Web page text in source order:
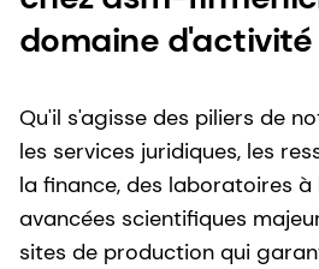
domaine d'activité
Qu'il s'agisse des piliers de
les services juridiques, les
la finance, des laboratoires à
avancées scientifiques
sites de production qui